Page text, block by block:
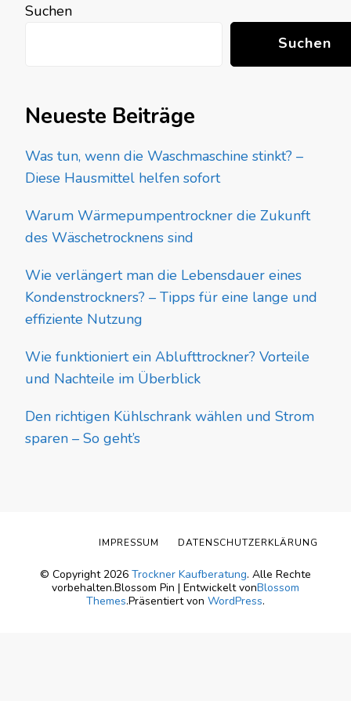
Suchen
Suchen
Neueste Beiträge
Was tun, wenn die Waschmaschine stinkt? –
Diese Hausmittel helfen sofort
Warum Wärmepumpentrockner die Zukunft
des Wäschetrocknens sind
Wie verlängert man die Lebensdauer eines
Kondenstrockners? – Tipps für eine lange und
effiziente Nutzung
Wie funktioniert ein Ablufttrockner? Vorteile
und Nachteile im Überblick
Den richtigen Kühlschrank wählen und Strom
sparen – So geht’s
© Copyright 2026 Trockner Kaufberatung. Alle Rechte
vorbehalten.Blossom Pin | Entwickelt vonBlossom
Themes.Präsentiert von WordPress.
IMPRESSUM DATENSCHUTZERKLÄRUNG